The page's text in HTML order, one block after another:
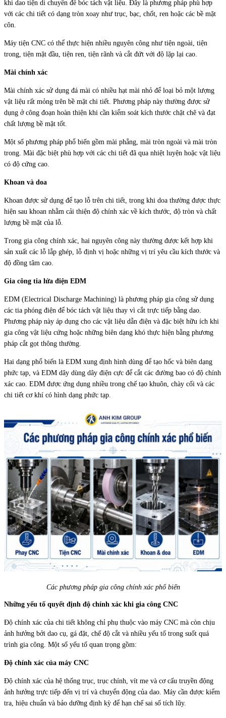
khi dao tiện di chuyển để bóc tách vật liệu. Đây là phương pháp phù hợp
với các chi tiết có dạng tròn xoay như trục, bạc, chốt, ren hoặc các bề mặt
côn.
Máy tiện CNC có thể thực hiện nhiều nguyên công như tiện ngoài, tiện
trong, tiện mặt đầu, tiện ren, tiện rãnh và cắt đứt với độ lặp lại cao.
Mài chính xác
Mài chính xác sử dụng đá mài có nhiều hạt mài nhỏ để loại bỏ một lượng
vật liệu rất mỏng trên bề mặt chi tiết. Phương pháp này thường được sử
dụng ở công đoạn hoàn thiện khi cần kiểm soát kích thước chặt chẽ và đạt
chất lượng bề mặt tốt.
Một số phương pháp phổ biến gồm mài phẳng, mài tròn ngoài và mài tròn
trong. Mài đặc biệt phù hợp với các chi tiết đã qua nhiệt luyện hoặc vật liệu
có độ cứng cao.
Khoan và doa
Khoan được sử dụng để tạo lỗ trên chi tiết, trong khi doa thường được thực
hiện sau khoan nhằm cải thiện độ chính xác về kích thước, độ tròn và chất
lượng bề mặt của lỗ.
Trong gia công chính xác, hai nguyên công này thường được kết hợp khi
sản xuất các lỗ lắp ghép, lỗ định vị hoặc những vị trí yêu cầu kích thước và
độ đồng tâm cao.
Gia công tia lửa điện EDM
EDM (Electrical Discharge Machining) là phương pháp gia công sử dụng
các tia phóng điện để bóc tách vật liệu thay vì cắt trực tiếp bằng dao.
Phương pháp này áp dụng cho các vật liệu dẫn điện và đặc biệt hữu ích khi
gia công vật liệu cứng hoặc những biên dạng khó thực hiện bằng phương
pháp cắt gọt thông thường.
Hai dạng phổ biến là EDM xung định hình dùng để tạo hốc và biên dạng
phức tạp, và EDM dây dùng dây điện cực để cắt các đường bao có độ chính
xác cao. EDM được ứng dụng nhiều trong chế tạo khuôn, chày cối và các
chi tiết cơ khí có hình dạng phức tạp.
Các phương pháp gia công chính xác phổ biến
Những yếu tố quyết định độ chính xác khi gia công CNC
Độ chính xác của chi tiết không chỉ phụ thuộc vào máy CNC mà còn chịu
ảnh hưởng bởi dao cụ, gá đặt, chế độ cắt và nhiều yếu tố trong suốt quá
trình gia công. Một số yếu tố quan trọng gồm:
Độ chính xác của máy CNC
Độ chính xác của hệ thống trục, trục chính, vít me và cơ cấu truyền động
ảnh hưởng trực tiếp đến vị trí và chuyển động của dao. Máy cần được kiểm
tra, hiệu chuẩn và bảo dưỡng định kỳ để hạn chế sai số tích lũy.